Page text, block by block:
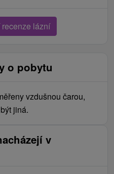
lázní
o pobytu
vzdušnou čarou,
jiná.
v